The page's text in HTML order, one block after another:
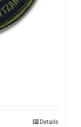
Details